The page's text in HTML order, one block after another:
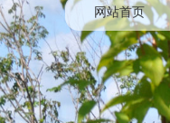
网站首页